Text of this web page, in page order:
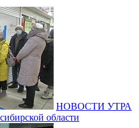
НОВОСТИ УТРА
области